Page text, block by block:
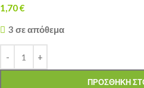
1,70€
3 σε απόθεμα
ΠΡΟΣΘΉΚΗ